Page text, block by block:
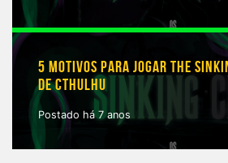
5 MOTIVOS PARA JOGAR THE
DE CTHULHU
Postado há 7 anos